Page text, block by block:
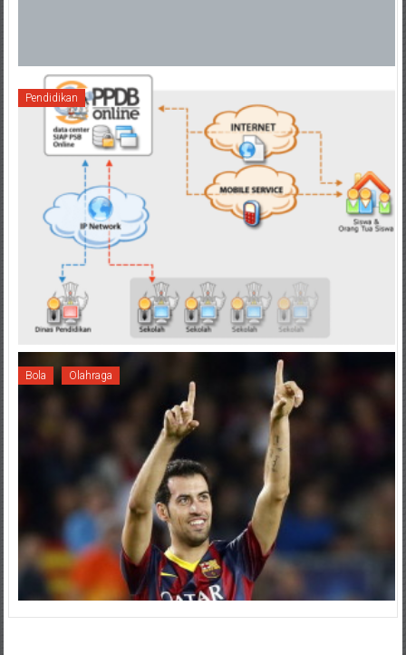
Pendidikan
Bola Olahraga